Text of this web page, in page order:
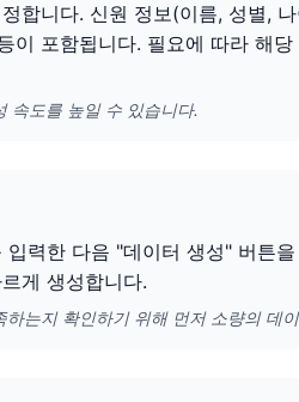
합니다. 신원 정보(이름, 성별,
이 포함됩니다. 필요에 따라 해
속도를 높일 수 있습니다.
력한 다음 "데이터 생성" 버튼
게 생성합니다.
는지 확인하기 위해 먼저 소량의 데